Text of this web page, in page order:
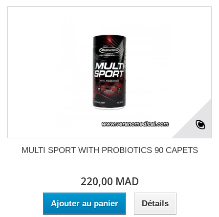
MULTI SPORT WITH PROBIOTICS 90 CAPETS
220,00 MAD
Ajouter au panier Détails